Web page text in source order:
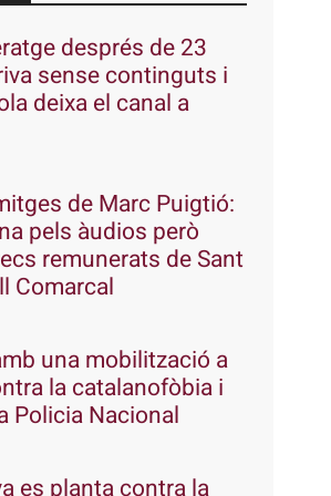
després de 23
sense continguts i
deixa el canal a
de Marc Puigtió:
pels àudios però
remunerats de Sant
Comarcal
una mobilització a
la catalanofòbia i
Policia Nacional
es planta contra la